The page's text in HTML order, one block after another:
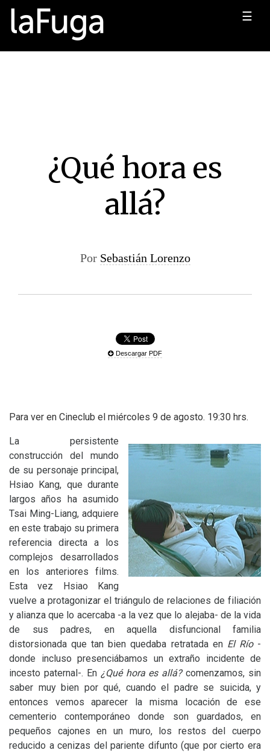
☰
¿Qué hora es
allá?
Por Sebastián Lorenzo
Descargar PDF
Para ver en Cineclub el miércoles 9 de agosto. 19:30 hrs.
La persistente
construcción del mundo
de su personaje principal,
Hsiao Kang, que durante
largos años ha asumido
Tsai Ming-Liang, adquiere
en este trabajo su primera
referencia directa a los
complejos desarrollados
en los anteriores films.
Esta vez Hsiao Kang
vuelve a protagonizar el triángulo de relaciones de filiación
y alianza que lo acercaba -a la vez que lo alejaba- de la vida
de sus padres, en aquella disfuncional familia
distorsionada que tan bien quedaba retratada en El Río -
donde incluso presenciábamos un extraño incidente de
incesto paternal-. En ¿Qué hora es allá?comenzamos, sin
saber muy bien por qué, cuando el padre se suicida, y
entonces vemos aparecer la misma locación de ese
cementerio contemporáneo donde son guardados, en
pequeños cajones en un muro, los restos del cuerpo
reducido a cenizas del pariente difunto (que por cierto era